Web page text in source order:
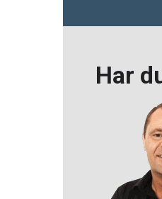
Har